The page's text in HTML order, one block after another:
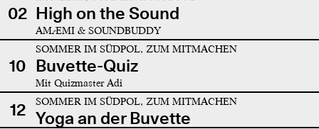
02 High on the Sound
AMÆMI & SOUNDBUDDY
10
SOMMER IM SÜDPOL, ZUM MITMACHEN
Buvette-Quiz
Mit Quizmaster Adi
12 SOMMER IM SÜDPOL, ZUM MITMACHEN
Yoga an der Buvette